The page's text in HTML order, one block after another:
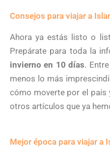
Consejos para viajar a
Ahora ya estás listo o
Prepárate para toda la
invierno en 10 días.
menos lo más
cómo moverte por el país
otros artículos que ya
Mejor época para viajar a